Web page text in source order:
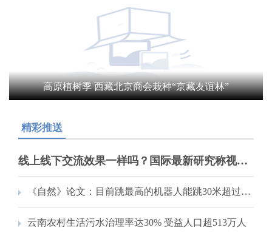
高原植树季 西藏北京商会栽种“京藏友谊林”
精彩推送
线上线下交流效果一样吗？国际最新研究称视频会议降低创造性
《自然》论文：目前跳最高的机器人能跳30米超过自身高度百倍
云南农村生活污水治理率达30% 受益人口超513万人